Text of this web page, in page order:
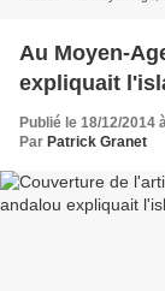
Au Moyen-
expliquait
Publié le 18/12/2014
Par Patrick Granet